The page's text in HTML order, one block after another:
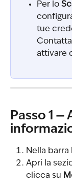
Per lo
tue
Contatta
attivare
Passo 1 —
Nella barra
Apri la
clicca su